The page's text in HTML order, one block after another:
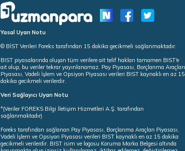
Yasal Uyarı Notu
© BİST Verileri Foreks tarafından 15 dakika gecikmeli sağlanmaktadır.
BIST piyasalarında oluşan tüm verilere ait telif hakları tamamen BIST'e
ait olup, bu veriler tekrar yayınlanamaz. Pay Piyasası, Borçlanma Araçları
Piyasası, Vadeli İşlem ve Opsiyon Piyasası verileri BIST kaynaklı en az 15
dakika gecikmeli verilerdir.
Veri Sağlayıcı Uyarı Notu
*(Veriler FOREKS Bilgi İletişim Hizmetleri A.Ş. tarafından
sağlanmaktadır)
Foreks tarafından sağlanan Pay Piyasası, Borçlanma Araçları Piyasası,
Vadeli İşlem ve Opsiyon Piyasası verileri BIST kaynaklı en az 15 dakika
gecikmeli verilerdir. BIST isim ve logosu Koruma Marka Belgesi altında